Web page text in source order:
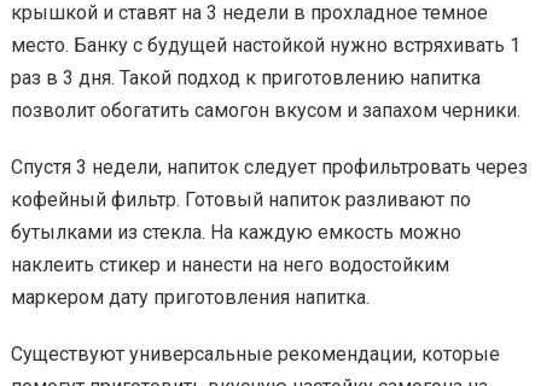
крышкой и ставят на 3 недели в прохладное темное
место. Банку с будущей настойкой нужно встряхивать 1
раз в 3 дня. Такой подход к приготовлению напитка
позволит обогатить самогон вкусом и запахом черники.
Спустя 3 недели, напиток следует профильтровать через
кофейный фильтр. Готовый напиток разливают по
бутылками из стекла. На каждую емкость можно
наклеить стикер и нанести на него водостойким
маркером дату приготовления напитка.
Существуют универсальные рекомендации, которые